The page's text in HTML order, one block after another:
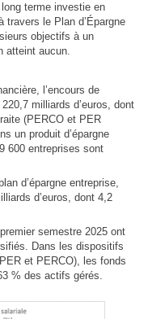
long terme investie en
travers le Plan d’Épargne
objectifs à un
atteint aucun.
l’encours de
milliards d’euros, dont
(PERCO et PER
un produit d’épargne
600 entreprises sont
d’épargne entreprise,
d’euros, dont 4,2
semestre 2025 ont
Dans les dispositifs
et PERCO), les fonds
% des actifs gérés.